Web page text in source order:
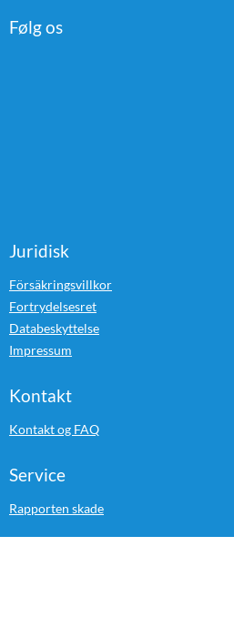
Følg os
Juridisk
Försäkringsvillkor
Fortrydelsesret
Databeskyttelse
Impressum
Kontakt
Kontakt og FAQ
Service
Rapporten skade